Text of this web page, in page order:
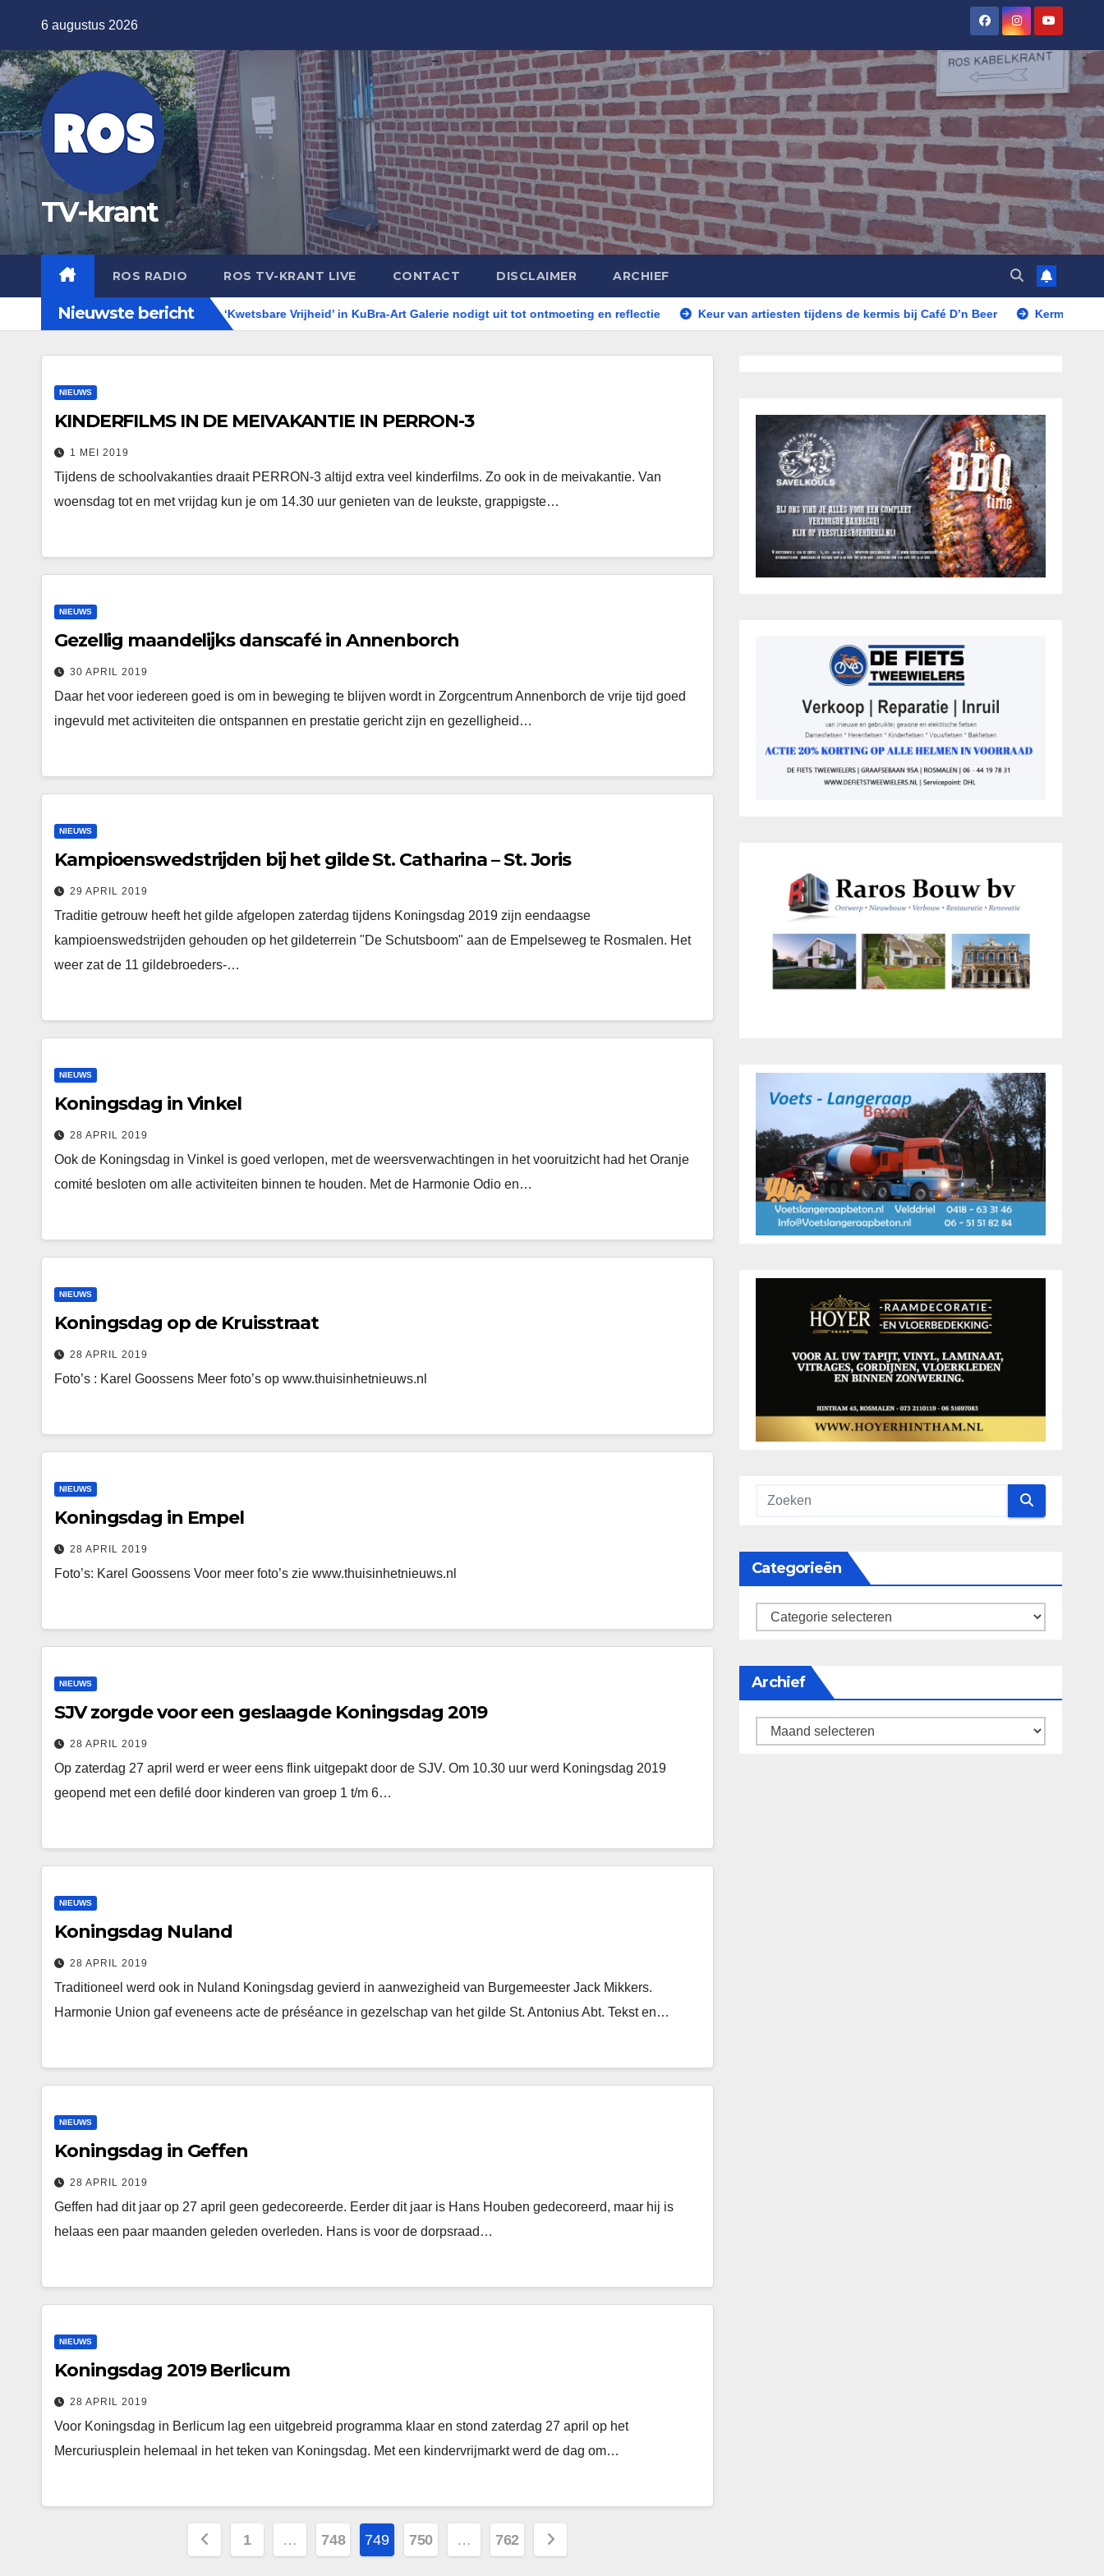
de
inhoud
6 augustus 2026
TV-krant
ROS RADIO ROS TV-KRANT LIVE CONTACT DISCLAIMER ARCHIEF
Nieuwste bericht
Editie! Expositie ‘Kwetsbare Vrijheid’ in KuBra-Art Galerie nodigt uit tot ontmoeting en reflectie Keur van artiesten tijdens de kermis bij Café D’n Beer Kermis Rosmalen in
NIEUWS
KINDERFILMS IN DE MEIVAKANTIE IN PERRON-3
1 MEI 2019
Tijdens de schoolvakanties draait PERRON-3 altijd extra veel kinderfilms. Zo ook in de meivakantie. Van
woensdag tot en met vrijdag kun je om 14.30 uur genieten van de leukste, grappigste…
NIEUWS
Gezellig maandelijks danscafé in Annenborch
30 APRIL 2019
Daar het voor iedereen goed is om in beweging te blijven wordt in Zorgcentrum Annenborch de vrije tijd goed
ingevuld met activiteiten die ontspannen en prestatie gericht zijn en gezelligheid…
NIEUWS
Kampioenswedstrijden bij het gilde St. Catharina – St. Joris
29 APRIL 2019
Traditie getrouw heeft het gilde afgelopen zaterdag tijdens Koningsdag 2019 zijn eendaagse
kampioenswedstrijden gehouden op het gildeterrein "De Schutsboom" aan de Empelseweg te Rosmalen. Het
weer zat de 11 gildebroeders-…
NIEUWS
Koningsdag in Vinkel
28 APRIL 2019
Ook de Koningsdag in Vinkel is goed verlopen, met de weersverwachtingen in het vooruitzicht had het Oranje
comité besloten om alle activiteiten binnen te houden. Met de Harmonie Odio en…
NIEUWS
Koningsdag op de Kruisstraat
28 APRIL 2019
Foto’s : Karel Goossens Meer foto’s op www.thuisinhetnieuws.nl
NIEUWS
Koningsdag in Empel
28 APRIL 2019
Foto’s: Karel Goossens Voor meer foto’s zie www.thuisinhetnieuws.nl
NIEUWS
SJV zorgde voor een geslaagde Koningsdag 2019
28 APRIL 2019
Op zaterdag 27 april werd er weer eens flink uitgepakt door de SJV. Om 10.30 uur werd Koningsdag 2019
geopend met een defilé door kinderen van groep 1 t/m 6…
NIEUWS
Koningsdag Nuland
28 APRIL 2019
Traditioneel werd ook in Nuland Koningsdag gevierd in aanwezigheid van Burgemeester Jack Mikkers.
Harmonie Union gaf eveneens acte de préséance in gezelschap van het gilde St. Antonius Abt. Tekst en…
NIEUWS
Koningsdag in Geffen
28 APRIL 2019
Geffen had dit jaar op 27 april geen gedecoreerde. Eerder dit jaar is Hans Houben gedecoreerd, maar hij is
helaas een paar maanden geleden overleden. Hans is voor de dorpsraad…
NIEUWS
Koningsdag 2019 Berlicum
28 APRIL 2019
Voor Koningsdag in Berlicum lag een uitgebreid programma klaar en stond zaterdag 27 april op het
Mercuriusplein helemaal in het teken van Koningsdag. Met een kindervrijmarkt werd de dag om…
Berichten
1 … 748 749 750 … 762
Categorieën
categorieën
Archief
Archief